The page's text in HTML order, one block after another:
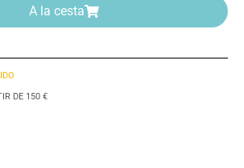
A la cesta
DE 150 €